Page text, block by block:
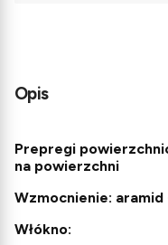
Opis
Prepregi
na powierzchni
Wzmocnienie: aramid
Włókno: